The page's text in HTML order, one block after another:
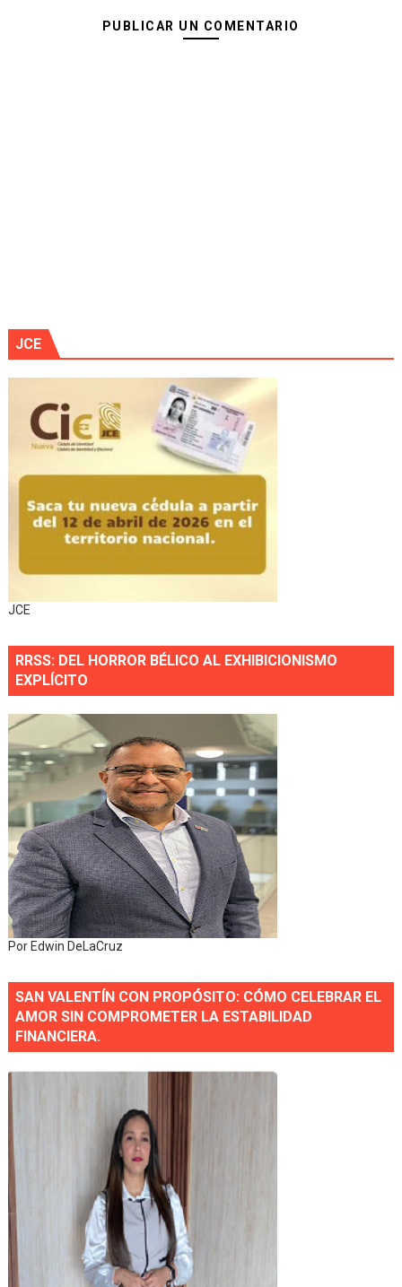
PUBLICAR UN COMENTARIO
JCE
JCE
RRSS: DEL HORROR BÉLICO AL EXHIBICIONISMO
EXPLÍCITO
Por Edwin DeLaCruz
SAN VALENTÍN CON PROPÓSITO: CÓMO CELEBRAR EL
AMOR SIN COMPROMETER LA ESTABILIDAD
FINANCIERA.